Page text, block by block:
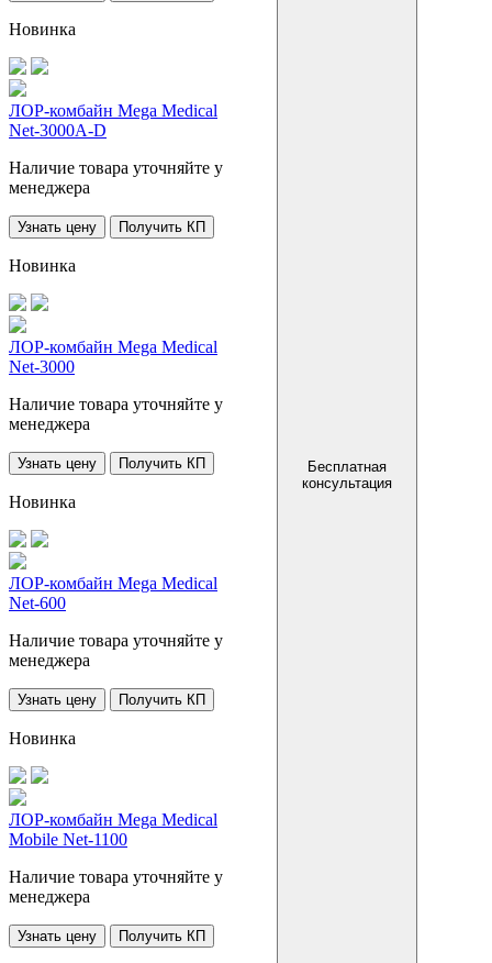
Новинка
ЛОР-комбайн Mega Medical
Net-3000A-D
Наличие товара уточняйте у
менеджера
Узнать цену Получить КП
Новинка
ЛОР-комбайн Mega Medical
Net-3000
Наличие товара уточняйте у
менеджера
Узнать цену Получить КП
Новинка
ЛОР-комбайн Mega Medical
Net-600
Наличие товара уточняйте у
менеджера
Узнать цену Получить КП
Новинка
ЛОР-комбайн Mega Medical
Mobile Net-1100
Наличие товара уточняйте у
менеджера
Узнать цену Получить КП
Бесплатная
консультация